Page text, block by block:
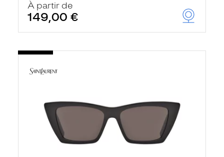
À partir de
149,00 €